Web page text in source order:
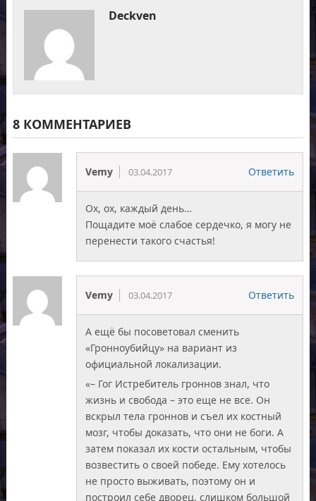
Deckven
8 КОММЕНТАРИЕВ
Vemy 03.04.2017 Ответить
Ох, ох, каждый день…
Пощадите моё слабое сердечко, я могу не
перенести такого счастья!
Vemy 03.04.2017 Ответить
А ещё бы посоветовал сменить
«Гронноубийцу» на вариант из
официальной локализации.
«– Гог Истребитель гроннов знал, что
жизнь и свобода – это еще не все. Он
вскрыл тела гроннов и съел их костный
мозг, чтобы доказать, что они не боги. А
затем показал их кости остальным, чтобы
возвестить о своей победе. Ему хотелось
не просто выживать, поэтому он и
построил себе дворец, слишком большой